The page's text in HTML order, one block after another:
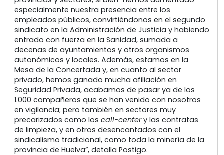
especialmente nuestra presencia entre los
empleados públicos, convirtiéndonos en el segundo
sindicato en la Administración de Justicia y habiendo
entrado con fuerza en la Sanidad, sumada a
decenas de ayuntamientos y otros organismos
autonómicos y locales. Además, estamos en la
Mesa de la Concertada y, en cuanto al sector
privado, hemos ganado mucha afiliación en
Seguridad Privada, acabamos de pasar ya de los
1.000 compañeros que se han venido con nosotros
en vigilancia; pero también en sectores muy
precarizados como los call-centery las contratas
de limpieza, y en otros desencantados con el
sindicalismo tradicional, como toda la minería de la
provincia de Huelva”, detalla Postigo.